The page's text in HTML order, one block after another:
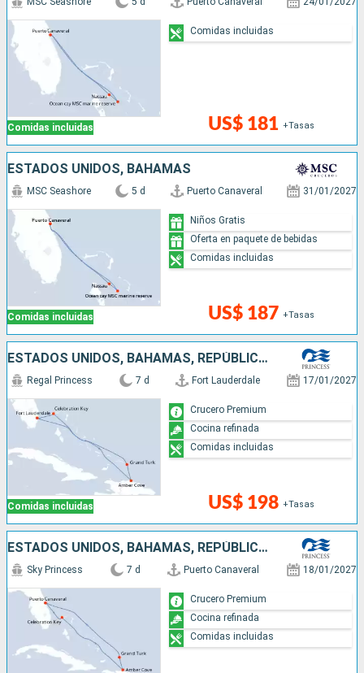
Comidas incluidas US$ 181 +Tasas
Comidas incluidas
ESTADOS UNIDOS, BAHAMAS
Comidas incluidas
MSC Seashore 5 d Puerto Canaveral 31/01/2027
US$ 187 +Tasas
Niños Gratis
Oferta en paquete de bebidas
Comidas incluidas
ESTADOS UNIDOS, BAHAMAS, REPÚBLICA DOMINICANA
Comidas incluidas
Regal Princess 7 d Fort Lauderdale 17/01/2027
US$ 198 +Tasas
Crucero Premium
Cocina refinada
Comidas incluidas
ESTADOS UNIDOS, BAHAMAS, REPÚBLICA DOMINICANA
Sky Princess 7 d Puerto Canaveral 18/01/2027
Crucero Premium
Cocina refinada
Comidas incluidas